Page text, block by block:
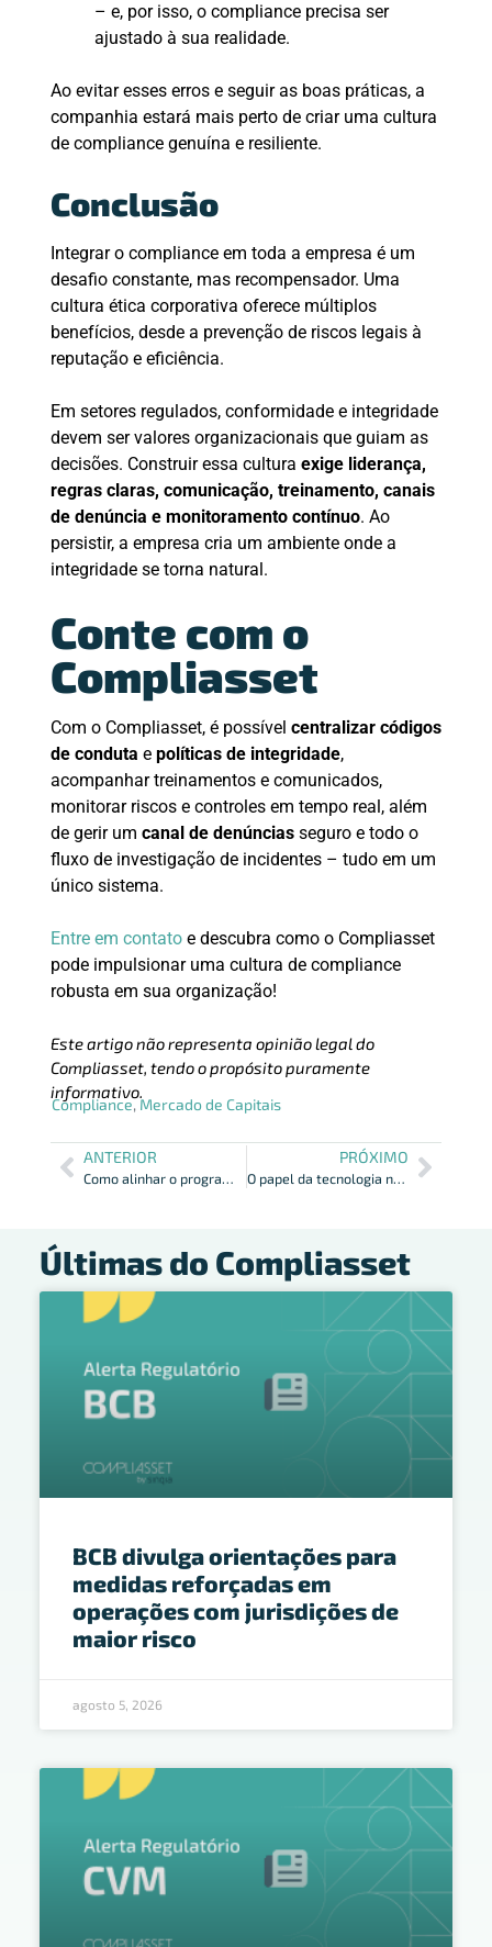
– e, por isso, o compliance precisa ser
ajustado à sua realidade.
Ao evitar esses erros e seguir as boas práticas, a
companhia estará mais perto de criar uma cultura
de compliance genuína e resiliente.
Conclusão
Integrar o compliance em toda a empresa é um
desafio constante, mas recompensador. Uma
cultura ética corporativa oferece múltiplos
benefícios, desde a prevenção de riscos legais à
reputação e eficiência.
Em setores regulados, conformidade e integridade
devem ser valores organizacionais que guiam as
decisões. Construir essa cultura exige liderança,
regras claras, comunicação, treinamento, canais
de denúncia e monitoramento contínuo. Ao
persistir, a empresa cria um ambiente onde a
integridade se torna natural.
Conte com o
Compliasset
Com o Compliasset, é possível centralizar códigos
de conduta e políticas de integridade,
acompanhar treinamentos e comunicados,
monitorar riscos e controles em tempo real, além
de gerir um canal de denúnciasseguro e todo o
fluxo de investigação de incidentes – tudo em um
único sistema.
Entre em contatoe descubra como o Compliasset
pode impulsionar uma cultura de compliance
robusta em sua organização!
Este artigo não representa opinião legal do
Compliasset, tendo o propósito puramente
informativo.
Compliance,Mercado de Capitais
ANTERIOR
Como alinhar o programa de compliance aos compromissos ESG?
PRÓXIMO
O papel da tecnologia no compliance regulatório
Últimas do Compliasset
BCB divulga orientações para
medidas reforçadas em
operações com jurisdições de
maior risco
agosto 5, 2026